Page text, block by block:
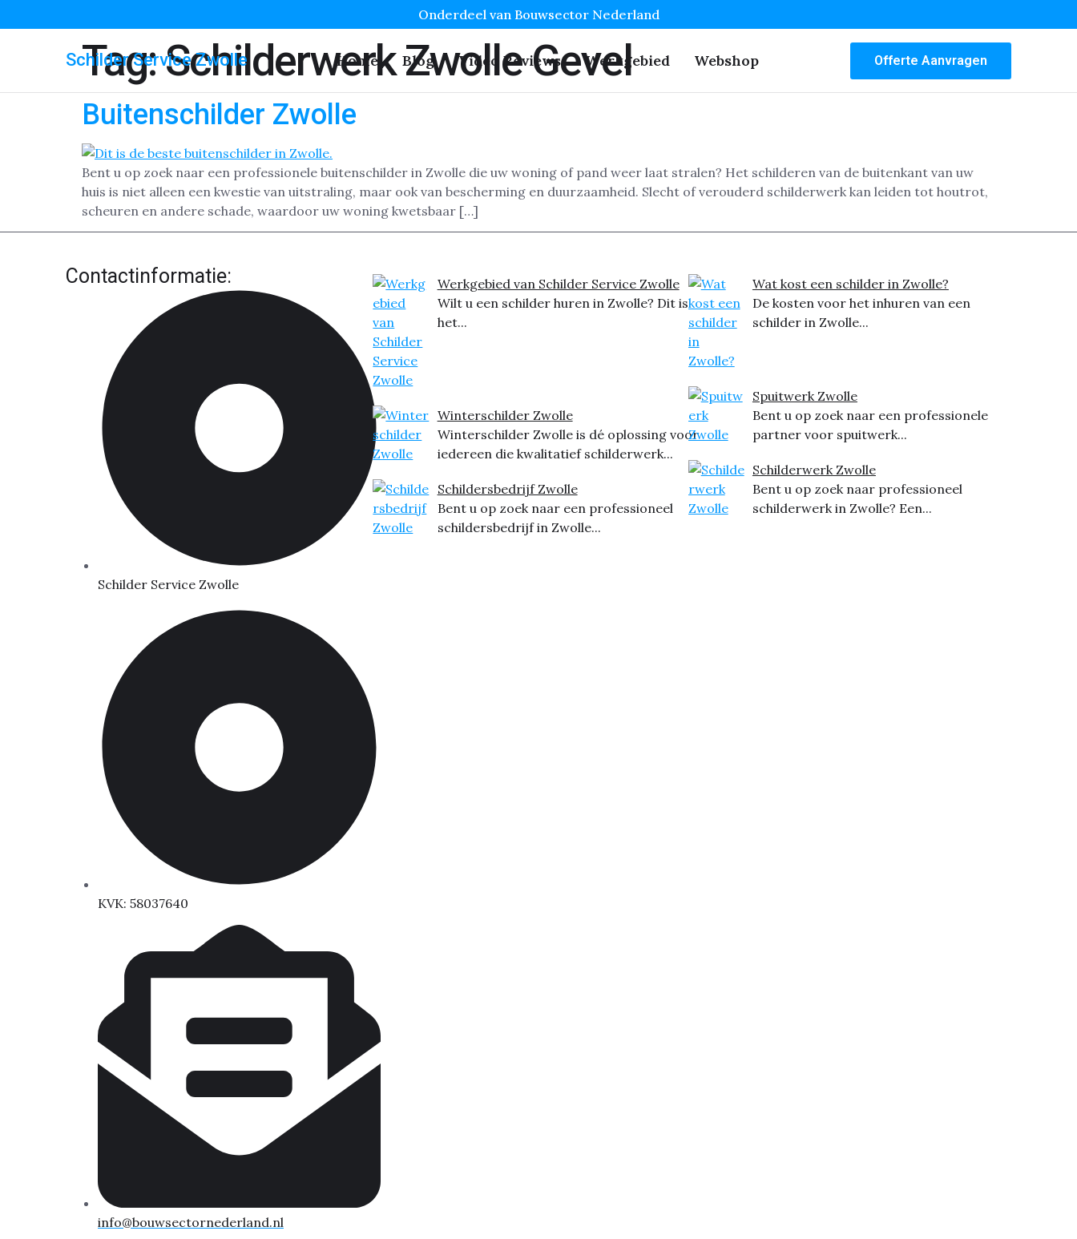
Onderdeel van Bouwsector Nederland
Schilder Service Zwolle Home Blog Video Reviews Werkgebied Webshop Offerte Aanvragen
Tag:Schilderwerk Zwolle Gevel
Buitenschilder Zwolle
Bent u op zoek naar een professionele buitenschilder in Zwolle die uw woning of pand weer laat stralen? Het schilderen van de buitenkant van uw
huis is niet alleen een kwestie van uitstraling, maar ook van bescherming en duurzaamheid. Slecht of verouderd schilderwerk kan leiden tot houtrot,
scheuren en andere schade, waardoor uw woning kwetsbaar […]
Contactinformatie:
Schilder Service Zwolle
KVK: 58037640
info@bouwsectornederland.nl
Werkgebied van Schilder Service Zwolle
Wilt u een schilder huren in Zwolle? Dit is
het...
Winterschilder Zwolle
Winterschilder Zwolle is dé oplossing voor
iedereen die kwalitatief schilderwerk...
Schildersbedrijf Zwolle
Bent u op zoek naar een professioneel
schildersbedrijf in Zwolle...
Wat kost een schilder in Zwolle?
De kosten voor het inhuren van een
schilder in Zwolle...
Spuitwerk Zwolle
Bent u op zoek naar een professionele
partner voor spuitwerk...
Schilderwerk Zwolle
Bent u op zoek naar professioneel
schilderwerk in Zwolle? Een...